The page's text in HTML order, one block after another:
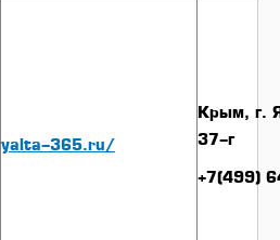
yalta-365.ru/
Крым, г.
37-г
+7(499)